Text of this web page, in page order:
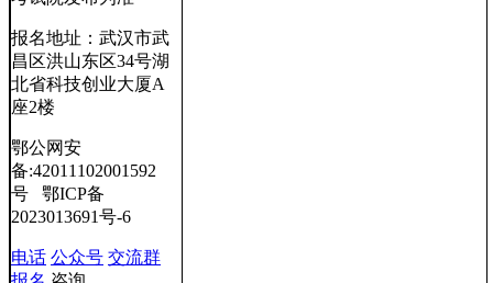
报名地址：武汉市武
昌区洪山东区34号湖
北省科技创业大厦A
座2楼
鄂公网安
备:42011102001592
号 鄂ICP备
2023013691号-6
电话 公众号 交流群